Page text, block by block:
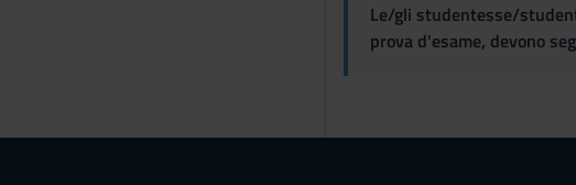
Le/gli studentesse/
prova d'esame, devono